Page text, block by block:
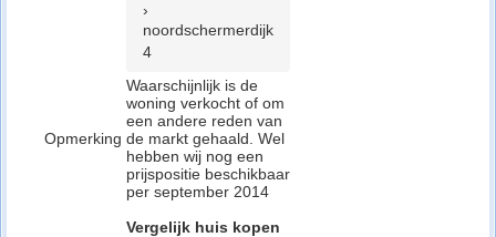
›
noordschermerdijk
4
Opmerking
Waarschijnlijk is de
woning verkocht of om
een andere reden van
de markt gehaald. Wel
hebben wij nog een
prijspositie beschikbaar
per september 2014
Vergelijk huis kopen